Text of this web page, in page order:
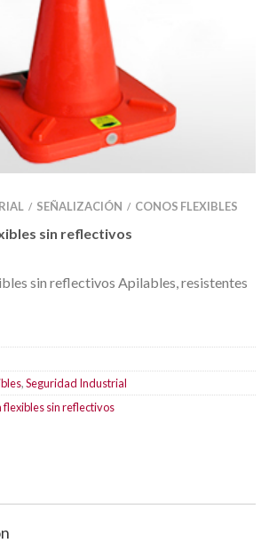
/ SEÑALIZACIÓN / CONOS FLEXIBLES
sin reflectivos
sin reflectivos Apilables, resistentes
,Seguridad Industrial
flexibles sin reflectivos